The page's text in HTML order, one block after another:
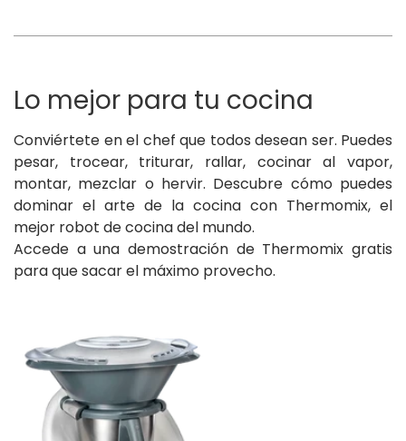
Lo mejor para tu cocina
Conviértete en el chef que todos desean ser. Puedes
pesar, trocear, triturar, rallar, cocinar al vapor,
montar, mezclar o hervir. Descubre cómo puedes
dominar el arte de la cocina con Thermomix, el
mejor robot de cocina del mundo.
Accede a una demostración de Thermomix gratis
para que sacar el máximo provecho.